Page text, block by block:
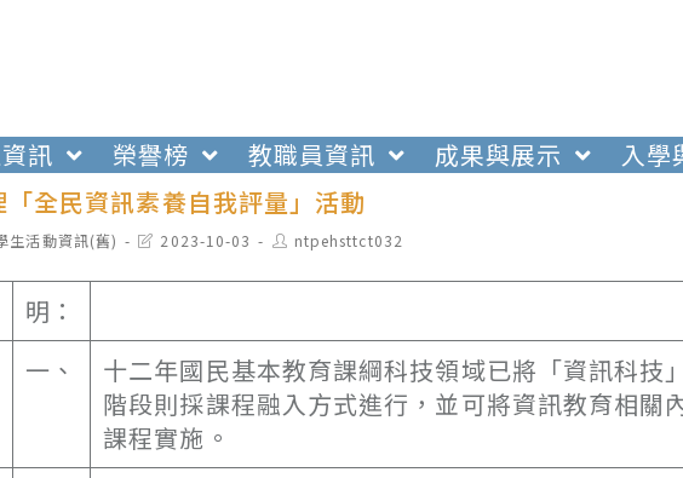
訊 榮譽榜 教職員資訊 成果與展示 入學
全民資訊素養自我評量」活動
生活動資訊(舊)
Post2023-10-03
Post
author:
ntpehsttct032
明：
一、
十二年國民基本教育課綱科技領域已將「資訊科
階段則採課程融入方式進行，並可將資訊教育相
課程實施。